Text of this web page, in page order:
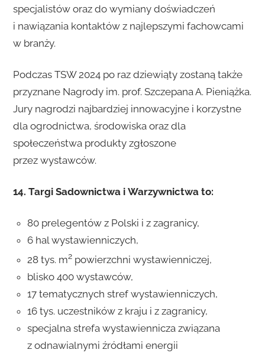
specjalistów oraz do wymiany doświadczeń
i nawiązania kontaktów z najlepszymi fachowcami
w branży.
Podczas TSW 2024 po raz dziewiąty zostaną także
przyznane Nagrody im. prof. Szczepana A. Pieniążka.
Jury nagrodzi najbardziej innowacyjne i korzystne
dla ogrodnictwa, środowiska oraz dla
społeczeństwa produkty zgłoszone
przez wystawców.
14. Targi Sadownictwa i Warzywnictwa to:
80 prelegentów z Polski i z zagranicy,
6 hal wystawienniczych,
28 tys. m2powierzchni wystawienniczej,
blisko 400 wystawców,
17 tematycznych stref wystawienniczych,
16 tys. uczestników z kraju i z zagranicy,
specjalna strefa wystawiennicza związana
z odnawialnymi źródłami energii